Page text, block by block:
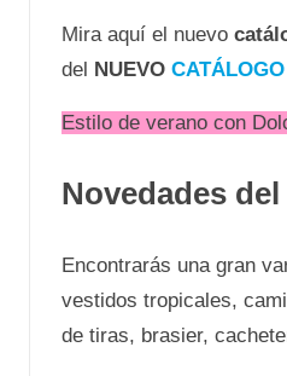
Mira aquí el nuevo
del NUEVO
Estilo de verano con
Novedades
Encontrarás una gran
vestidos tropicales,
de tiras, brasier,